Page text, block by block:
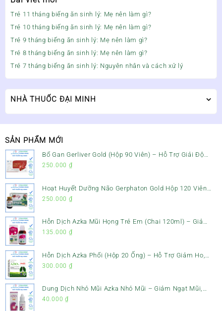
Trẻ 11 tháng biếng ăn sinh lý: Mẹ nên làm gì?
Trẻ 10 tháng biếng ăn sinh lý: Mẹ nên làm gì?
Trẻ 9 tháng biếng ăn sinh lý: Mẹ nên làm gì?
Trẻ 8 tháng biếng ăn sinh lý: Mẹ nên làm gì?
Trẻ 7 tháng biếng ăn sinh lý: Nguyên nhân và cách xử lý
NHÀ THUỐC ĐẠI MINH
SẢN PHẨM MỚI
Bổ Gan Gerliver Gold (Hộp 90 Viên) – Hỗ Trợ Giải Độc
Gan, Mát Gan & Bảo Vệ Gan
250.000 ₫
Hoạt Huyết Dưỡng Não Gerphaton Gold Hộp 120 Viên
– Giảm Đau Đầu, Hoa Mắt, Chóng Mặt & Rối Loạn Tiền
250.000 ₫
Hỗn Dịch Azka Mũi Họng Trẻ Em (Chai 120ml) – Giảm
Ho, Tiêu Đờm & Đau Rát Họng
135.000 ₫
Hỗn Dịch Azka Phổi (Hộp 20 Ống) – Hỗ Trợ Giảm Ho,
Tiêu Đờm & Bổ Phổi
300.000 ₫
Dung Dịch Nhỏ Mũi Azka Nhỏ Mũi – Giảm Ngạt Mũi,
Sổ Mũi Cho Trẻ Sơ Sinh
40.000 ₫